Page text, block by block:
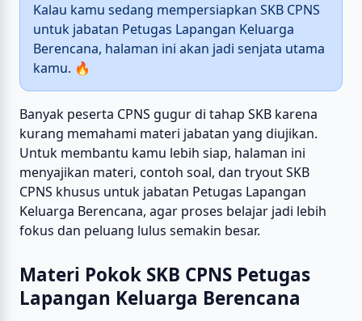
Kalau kamu sedang mempersiapkan SKB CPNS
untuk jabatan Petugas Lapangan Keluarga
Berencana, halaman ini akan jadi senjata utama
kamu. 🔥
Banyak peserta CPNS gugur di tahap SKB karena
kurang memahami materi jabatan yang diujikan.
Untuk membantu kamu lebih siap, halaman ini
menyajikan materi, contoh soal, dan tryout SKB
CPNS khusus untuk jabatan Petugas Lapangan
Keluarga Berencana, agar proses belajar jadi lebih
fokus dan peluang lulus semakin besar.
Materi Pokok SKB CPNS Petugas
Lapangan Keluarga Berencana